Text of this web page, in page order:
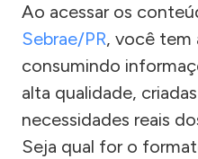
Ao acessar os
Sebrae/PR, você tem
consumindo
alta qualidade,
necessidades reais
Seja qual for o